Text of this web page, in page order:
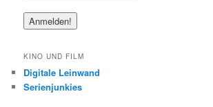
KINO UND FILM
Digitale Leinwand
Serienjunkies